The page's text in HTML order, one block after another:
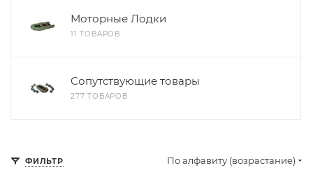
Моторные Лодки
11 ТОВАРОВ
Сопутствующие товары
277 ТОВАРОВ
ФИЛЬТР По алфавиту (возрастание)